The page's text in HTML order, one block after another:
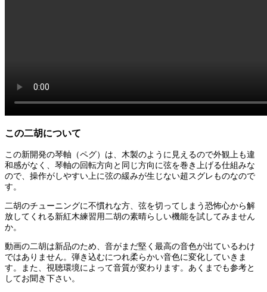
この二胡について
この新開発の琴軸（ペグ）は、木製のように見えるので外観上も違
和感がなく、琴軸の回転方向と同じ方向に弦を巻き上げる仕組みな
ので、操作がしやすい上に弦の緩みが生じない超スグレものなので
す。
二胡のチューニングに不慣れな方、弦を切ってしまう恐怖心から解
放してくれる新紅木練習用二胡の素晴らしい機能を試してみません
か。
動画の二胡は新品のため、音がまだ堅く最高の音色が出ているわけ
ではありません。弾き込むにつれ柔らかい音色に変化していきま
す。また、視聴環境によって音質が変わります。あくまでも参考と
してお聞き下さい。